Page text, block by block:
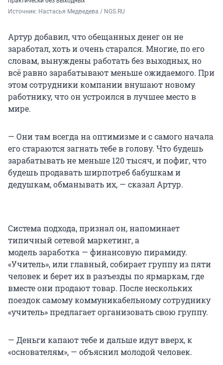
Источник: Настасья Медведева / NGS.RU
Артур добавил, что обещанных денег он не
заработал, хоть и очень старался. Многие, по его
словам, вынуждены работать без выходных, но
всё равно зарабатывают меньше ожидаемого. При
этом сотрудники компании внушают новому
работнику, что он устроился в лучшее место в
мире.
— Они там всегда на оптимизме и с самого начала
его стараются загнать тебе в голову. Что будешь
зарабатывать не меньше 120 тысяч, и пофиг, что
будешь продавать ширпотреб бабушкам и
дедушкам, обманывать их, — сказал Артур.
Система подхода, признал он, напоминает
типичный сетевой маркетинг, а
модель заработка — финансовую пирамиду.
«Учитель», или главный, собирает группу из пяти
человек и берет их в разъезды по ярмаркам, где
вместе они продают товар. После нескольких
поездок самому коммуникабельному сотруднику
«учитель» предлагает организовать свою группу.
— Деньги капают тебе и дальше идут вверх, к
«основателям», — объяснил молодой человек.